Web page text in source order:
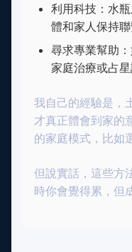
利用科技：水
體和家人保持聯
尋求專業幫助
家庭治療或占星
我自己的經驗是，
才真正體會到家的
的家庭模式，比如
但說實話，這些方
時你會覺得累，但